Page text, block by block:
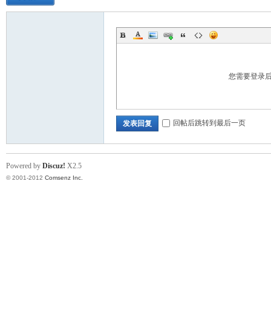
标
您需要登录
发表回复 回帖后跳转到最后一页
Powered by Discuz! X2.5
© 2001-2012 Comsenz Inc.